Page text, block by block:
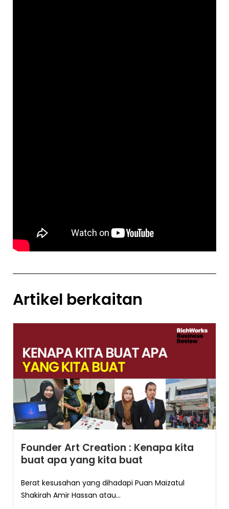
Artikel berkaitan
Founder Art Creation : Kenapa kita
buat apa yang kita buat
Berat kesusahan yang dihadapi Puan Maizatul
Shakirah Amir Hassan atau...